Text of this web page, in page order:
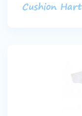
Cushion